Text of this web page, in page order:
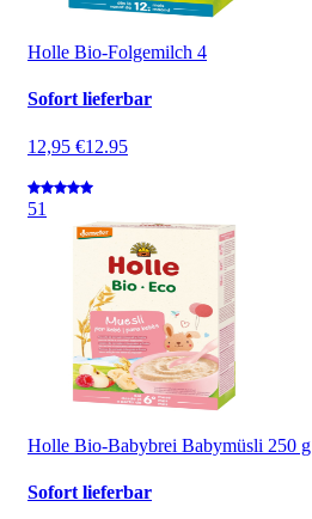
Holle Bio-Folgemilch 4
Sofort lieferbar
12,95 €12.95
51
Holle Bio-Babybrei Babymüsli 250 g
Sofort lieferbar